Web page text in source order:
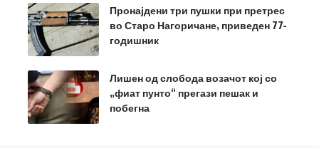
Пронајдени три пушки при претрес
во Старо Нагоричане, приведен 77-
годишник
Лишен од слобода возачот кој со
„фиат пунто“ прегази пешак и
побегна